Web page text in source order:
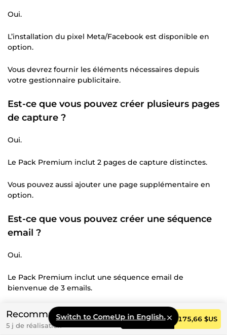
Oui.
L’installation du pixel Meta/Facebook est disponible en
option.
Vous devrez fournir les éléments nécessaires depuis
votre gestionnaire publicitaire.
Est-ce que vous pouvez créer plusieurs pages
de capture ?
Oui.
Le Pack Premium inclut 2 pages de capture distinctes.
Vous pouvez aussi ajouter une page supplémentaire en
option.
Est-ce que vous pouvez créer une séquence
email ?
Oui.
Le Pack Premium inclut une séquence email de
bienvenue de 3 emails.
Vous pouvez également l’ajouter en option.
Recommandé
5 j de réalisation
Commander 175,66 $US
Switch to ComeUp in English.